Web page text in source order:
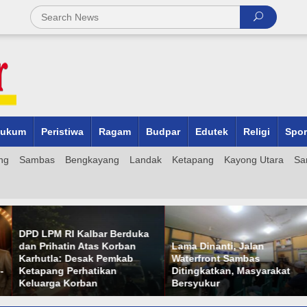
Peristiwa Ragam Budpar Edutek Religi
Sambas Bengkayang Landak Ketapang Kayong Utara
DPD LPM RI Kalbar Berduka
dan Prihatin Atas Korban
Karhutla: Desak Pemkab
Ketapang Perhatikan
Keluarga Korban
Lama Dinanti, Jalan
Waterfront Sambas
Ditingkatkan, Masyarakat
Bersyukur